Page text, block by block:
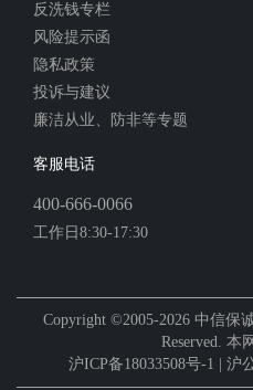
反洗钱专栏
风险提示函
隐私政策
投诉与建议
廉洁从业、防非等专题
客服电话
400-666-0066
工作日8:30-17:30
Copyright ©2005-2026 中信保
Reserved. 本
沪ICP备18033508号-1 | 沪